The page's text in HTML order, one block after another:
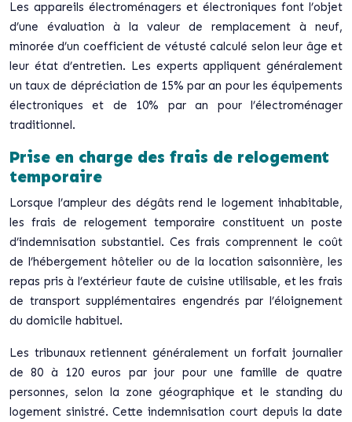
Les appareils électroménagers et électroniques font l’objet
d’une évaluation à la valeur de remplacement à neuf,
minorée d’un coefficient de vétusté calculé selon leur âge et
leur état d’entretien. Les experts appliquent généralement
un taux de dépréciation de 15% par an pour les équipements
électroniques et de 10% par an pour l’électroménager
traditionnel.
Prise en charge des frais de relogement
temporaire
Lorsque l’ampleur des dégâts rend le logement inhabitable,
les frais de relogement temporaire constituent un poste
d’indemnisation substantiel. Ces frais comprennent le coût
de l’hébergement hôtelier ou de la location saisonnière, les
repas pris à l’extérieur faute de cuisine utilisable, et les frais
de transport supplémentaires engendrés par l’éloignement
du domicile habituel.
Les tribunaux retiennent généralement un forfait journalier
de 80 à 120 euros par jour pour une famille de quatre
personnes, selon la zone géographique et le standing du
logement sinistré. Cette indemnisation court depuis la date